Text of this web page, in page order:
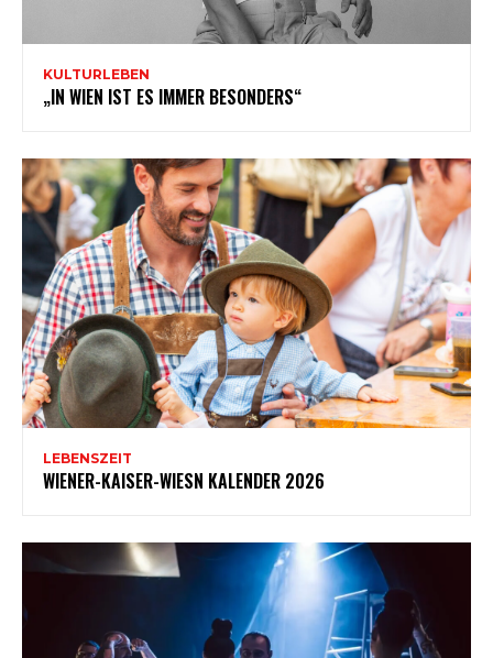
KULTURLEBEN
„IN WIEN IST ES IMMER BESONDERS“
LEBENSZEIT
WIENER-KAISER-WIESN KALENDER 2026